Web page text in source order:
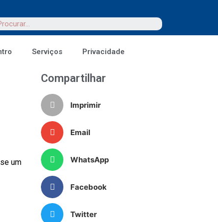
Serviços Privacidade
um
Compartilhar
Imprimir
Email
WhatsApp
Facebook
Twitter